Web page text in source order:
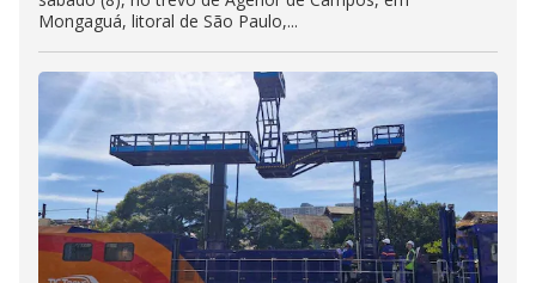
Mongaguá, litoral de São Paulo,...